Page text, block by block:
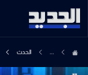
... الحدث